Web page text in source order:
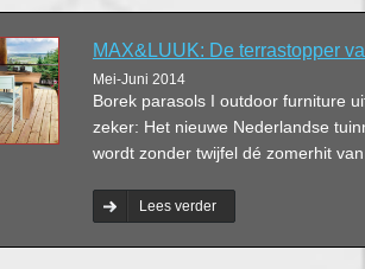
MAX&LUUK: De terrastopper
Mei-Juni 2014
Borek parasols I outdoor furniture
zeker: Het nieuwe Nederlandse
wordt zonder twijfel dé zomerhit
Lees verder